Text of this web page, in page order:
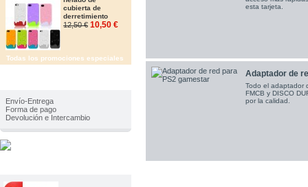
cubierta de
derretimiento
12,50 € 10,50 €
Todas los promociones especiales
Envío-Entrega
Forma de pago
Devolución e Intercambio
esta tarjeta.
Adaptador de
Todo el adaptador
FMCB y DISCO
por la calidad.